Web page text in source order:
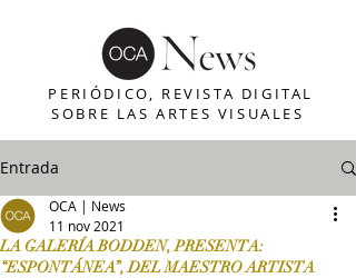
PERIÓDICO, REVISTA DIGITAL
SOBRE LAS ARTES VISUALES
Entrada
LA GALERÍA BODDEN, PRESENTA:
“ESPONTÁNEA”, DEL MAESTRO ARTISTA
OCA | News
11 nov 2021